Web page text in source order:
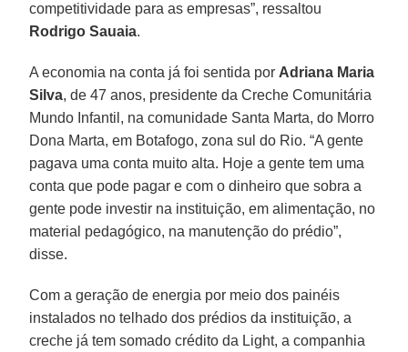
competitividade para as empresas”, ressaltou
Rodrigo Sauaia.
A economia na conta já foi sentida por Adriana Maria
Silva, de 47 anos, presidente da Creche Comunitária
Mundo Infantil, na comunidade Santa Marta, do Morro
Dona Marta, em Botafogo, zona sul do Rio. “A gente
pagava uma conta muito alta. Hoje a gente tem uma
conta que pode pagar e com o dinheiro que sobra a
gente pode investir na instituição, em alimentação, no
material pedagógico, na manutenção do prédio”,
disse.
Com a geração de energia por meio dos painéis
instalados no telhado dos prédios da instituição, a
creche já tem somado crédito da Light, a companhia